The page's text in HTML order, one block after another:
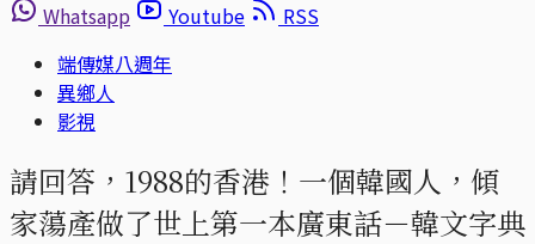
Whatsapp
Youtube
RSS
端傳媒八週年
異鄉人
影視
請回答，1988的香港！一個韓國人，傾
家蕩產做了世上第一本廣東話－韓文字典